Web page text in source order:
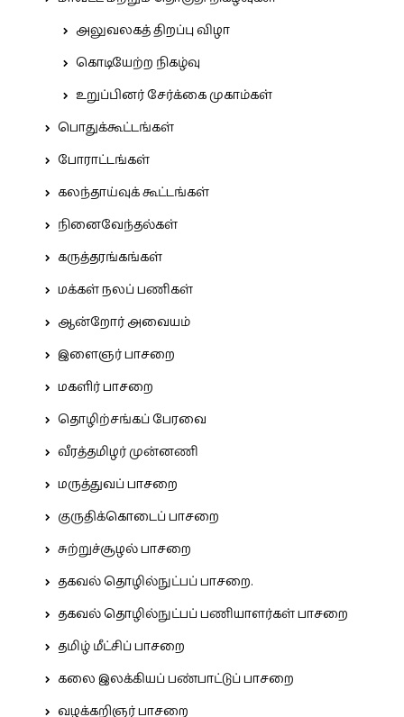
அலுவலகத் திறப்பு விழா
கொடியேற்ற நிகழ்வு
உறுப்பினர் சேர்க்கை முகாம்கள்
பொதுக்கூட்டங்கள்
போராட்டங்கள்
கலந்தாய்வுக் கூட்டங்கள்
நினைவேந்தல்கள்
கருத்தரங்கங்கள்
மக்கள் நலப் பணிகள்
ஆன்றோர் அவையம்
இளைஞர் பாசறை
மகளிர் பாசறை
தொழிற்சங்கப் பேரவை
வீரத்தமிழர் முன்னணி
மருத்துவப் பாசறை
குருதிக்கொடைப் பாசறை
சுற்றுச்சூழல் பாசறை
தகவல் தொழில்நுட்பப் பாசறை.
தகவல் தொழில்நுட்பப் பணியாளர்கள் பாசறை
தமிழ் மீட்சிப் பாசறை
கலை இலக்கியப் பண்பாட்டுப் பாசறை
வழக்கறிஞர் பாசறை